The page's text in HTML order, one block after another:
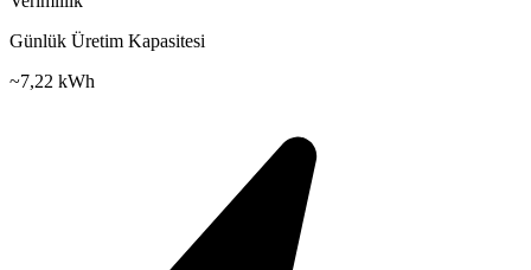
Günlük Üretim Kapasitesi
~7,22 kWh